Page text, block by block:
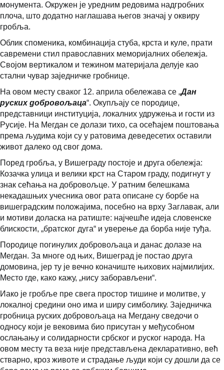
монумента. Окружен је уредним редовима надгробних
плоча, што додатно наглашава његов значај у оквиру
гробља.
Облик споменика, комбинација стуба, крста и куле, прати
савремени стил православних меморијалних обележја.
Својом вертикалом и тежином материјала делује као
стални чувар заједничке гробнице.
На овом месту сваког 12. априла обележава се „Дан
руских добровољаца“. Окупљају се породице,
представници институција, локалних удружења и гости из
Русије. На Мегдан се долази тихо, са осећајем поштовања
према људима који су у ратовима деведесетих оставили
живот далеко од свог дома.
Поред гробља, у Вишеграду постоје и друга обележја:
Козачка улица и велики крст на Старом граду, подигнут у
знак сећања на добровољце. У ратним белешкама
некадашњих учесника овог рата описане су борбе на
вишеградским положајима, посебно на врху Заглавак, али
и мотиви доласка на ратиште: најчешће идеја словенске
блискости, „братског дуга“ и уверење да борба није туђа.
Породице погинулих добровољаца и данас долазе на
Мегдан. За многе од њих, Вишеград је постао друга
домовина, јер ту је вечно коначиште њихових најмилијих.
Место где, како кажу, „нису заборављени“.
Иако је гробље пре свега простор тишине и молитве, у
локалној средини оно има и ширу симболику. Заједничка
гробница руских добровољаца на Мегдану сведочи о
односу који је вековима био присутан у међусобном
ослањању и солидарности србског и руског народа. На
овом месту та веза није представљена декларативно, већ
стварно, кроз животе и страдање људи који су дошли да се